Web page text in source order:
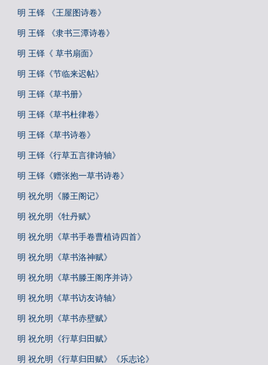
明 王铎 《王屋图诗卷》
明 王铎 《隶书三潭诗卷》
明 王铎《 草书扇面》
明 王铎《节临来迟帖》
明 王铎《草书册》
明 王铎《草书杜律卷》
明 王铎《草书诗卷》
明 王铎《行草五言律诗轴》
明 王铎《赠张抱一草书诗卷》
明 祝允明《滕王阁记》
明 祝允明《牡丹赋》
明 祝允明《草书手卷曹植诗四首》
明 祝允明《草书洛神赋》
明 祝允明《草书滕王阁序并诗》
明 祝允明《草书访友诗轴》
明 祝允明《草书赤壁赋》
明 祝允明《行草归田赋》
明 祝允明《行草归田赋》《乐志论》